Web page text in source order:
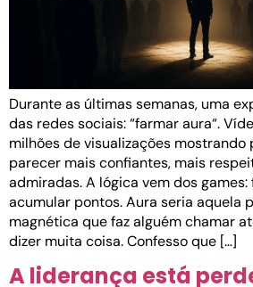
Durante as últimas semanas, uma
das redes sociais: “farmar aura“.
milhões de visualizações mostrando
parecer mais confiantes, mais
admiradas. A lógica vem dos
acumular pontos. Aura seria aquela
magnética que faz alguém chamar
dizer muita coisa. Confesso que […]
A liderança está